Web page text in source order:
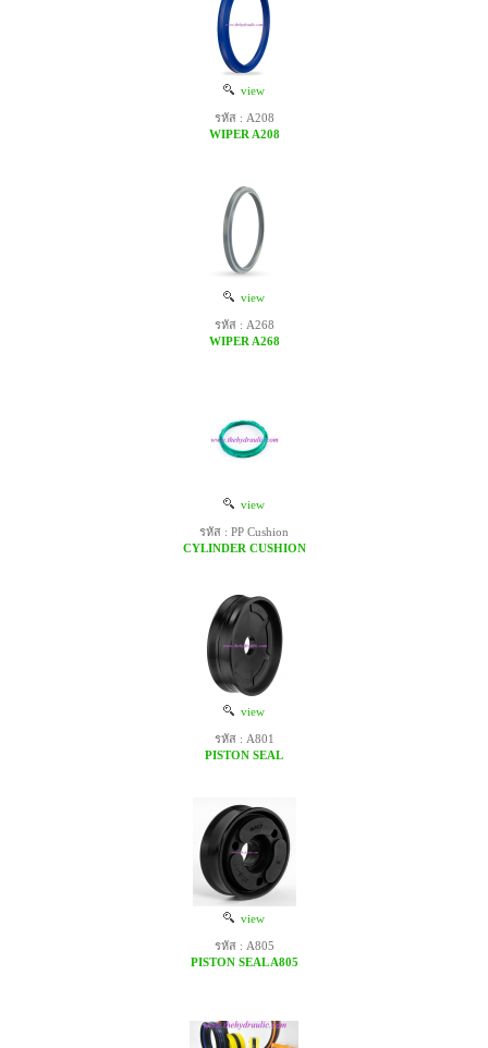
view
รหัส : A208
WIPER A208
view
รหัส : A268
WIPER A268
view
รหัส : PP Cushion
CYLINDER CUSHION
view
รหัส : A801
PISTON SEAL
view
รหัส : A805
PISTON SEAL A805